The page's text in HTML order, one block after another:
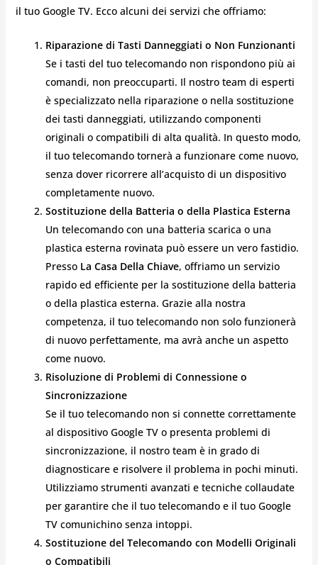
il tuo Google TV. Ecco alcuni dei servizi che offriamo:
Riparazione di Tasti Danneggiati o Non Funzionanti
Se i tasti del tuo telecomando non rispondono più ai
comandi, non preoccuparti. Il nostro team di esperti
è specializzato nella riparazione o nella sostituzione
dei tasti danneggiati, utilizzando componenti
originali o compatibili di alta qualità. In questo modo,
il tuo telecomando tornerà a funzionare come nuovo,
senza dover ricorrere all’acquisto di un dispositivo
completamente nuovo.
Sostituzione della Batteria o della Plastica Esterna
Un telecomando con una batteria scarica o una
plastica esterna rovinata può essere un vero fastidio.
Presso La Casa Della Chiave, offriamo un servizio
rapido ed efficiente per la sostituzione della batteria
o della plastica esterna. Grazie alla nostra
competenza, il tuo telecomando non solo funzionerà
di nuovo perfettamente, ma avrà anche un aspetto
come nuovo.
Risoluzione di Problemi di Connessione o
Sincronizzazione
Se il tuo telecomando non si connette correttamente
al dispositivo Google TV o presenta problemi di
sincronizzazione, il nostro team è in grado di
diagnosticare e risolvere il problema in pochi minuti.
Utilizziamo strumenti avanzati e tecniche collaudate
per garantire che il tuo telecomando e il tuo Google
TV comunichino senza intoppi.
Sostituzione del Telecomando con Modelli Originali
o Compatibili